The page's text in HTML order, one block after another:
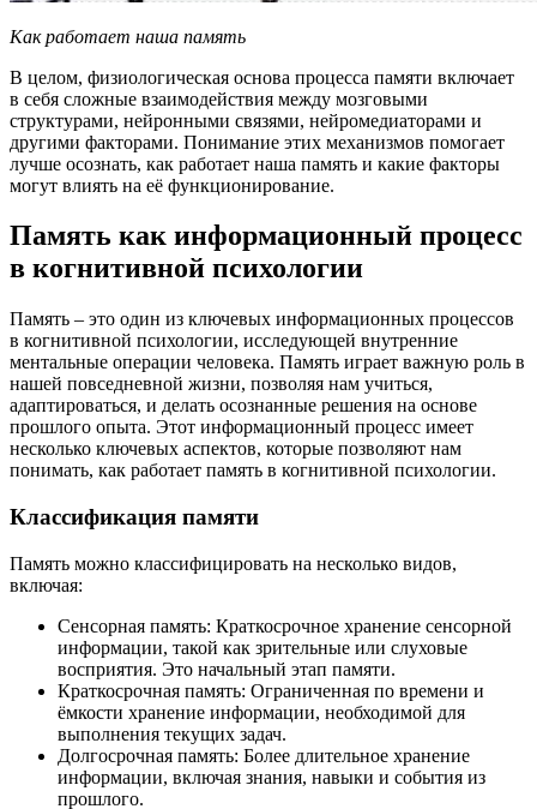
Как работает наша память
В целом, физиологическая основа процесса памяти включает
в себя сложные взаимодействия между мозговыми
структурами, нейронными связями, нейромедиаторами и
другими факторами. Понимание этих механизмов помогает
лучше осознать, как работает наша память и какие факторы
могут влиять на её функционирование.
Память как информационный процесс
в когнитивной психологии
Память – это один из ключевых информационных процессов
в когнитивной психологии, исследующей внутренние
ментальные операции человека. Память играет важную роль в
нашей повседневной жизни, позволяя нам учиться,
адаптироваться, и делать осознанные решения на основе
прошлого опыта. Этот информационный процесс имеет
несколько ключевых аспектов, которые позволяют нам
понимать, как работает память в когнитивной психологии.
Классификация памяти
Память можно классифицировать на несколько видов,
включая:
Сенсорная память: Краткосрочное хранение сенсорной
информации, такой как зрительные или слуховые
восприятия. Это начальный этап памяти.
Краткосрочная память: Ограниченная по времени и
ёмкости хранение информации, необходимой для
выполнения текущих задач.
Долгосрочная память: Более длительное хранение
информации, включая знания, навыки и события из
прошлого.